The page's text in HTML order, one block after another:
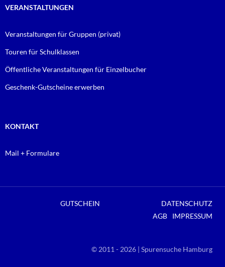
VERANSTALTUNGEN
Veranstaltungen für Gruppen (privat)
Touren für Schulklassen
Öffentliche Veranstaltungen für Einzelbucher
Geschenk-Gutscheine erwerben
KONTAKT
Mail + Formulare
GUTSCHEIN
DATENSCHUTZ
AGB
IMPRESSUM
© 2011 - 2026 | Spurensuche Hamburg